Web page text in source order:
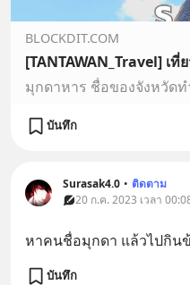
BLOCKDIT.COM
บันทึก
Surasak4.0 • ติดตาม
20 ก.ค. 2023 เวลา
หาคนชื่อมุกดา แล้วไปกิน
บันทึก